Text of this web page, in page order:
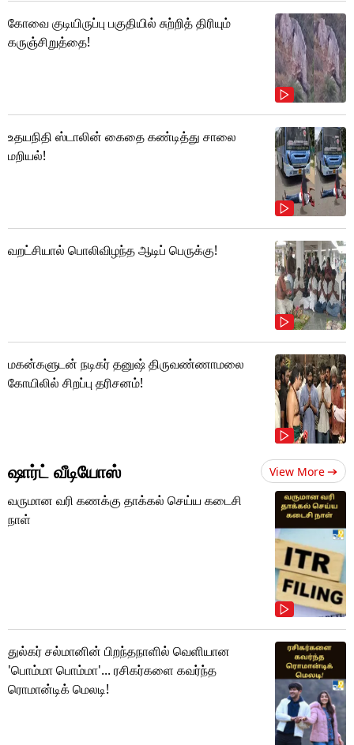
கோவை குடியிருப்பு பகுதியில் சுற்றித் திரியும்
கருஞ்சிறுத்தை!
உதயநிதி ஸ்டாலின் கைதை கண்டித்து சாலை
மறியல்!
வறட்சியால் பொலிவிழந்த ஆடிப் பெருக்கு!
மகன்களுடன் நடிகர் தனுஷ் திருவண்ணாமலை
கோயிலில் சிறப்பு தரிசனம்!
ஷார்ட் வீடியோஸ் View More
வருமான வரி கணக்கு தாக்கல் செய்ய கடைசி
நாள்
துல்கர் சல்மானின் பிறந்தநாளில் வெளியான
'பொம்மா பொம்மா'... ரசிகர்களை கவர்ந்த
ரொமான்டிக் மெலடி!